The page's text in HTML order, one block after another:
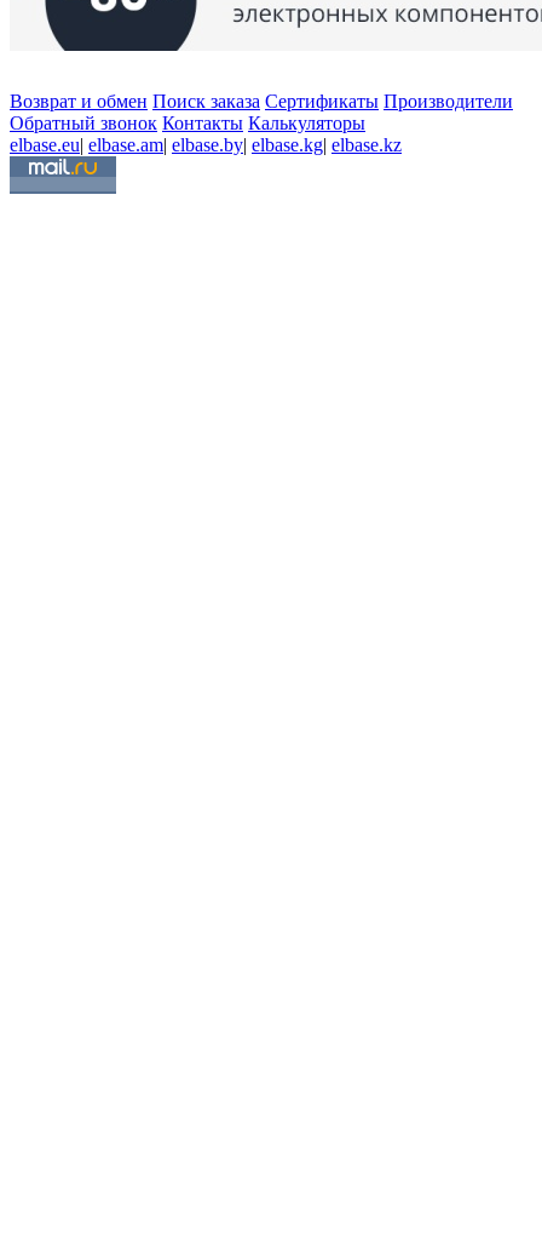
Возврат и обмен Поиск заказа Сертификаты Производители
Обратный звонок Контакты Калькуляторы
elbase.eu| elbase.am| elbase.by| elbase.kg| elbase.kz